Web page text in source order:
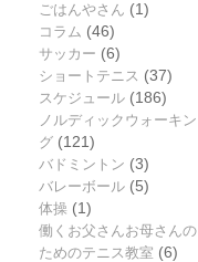
ごはんやさん (1)
コラム (46)
サッカー (6)
ショートテニス (37)
スケジュール(186)
ノルディックウォーキン
グ(121)
バドミントン (3)
バレーボール(5)
体操(1)
働くお父さんお母さんの
ためのテニス教室 (6)